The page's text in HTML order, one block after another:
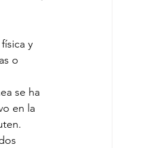
y
o
se ha
en la